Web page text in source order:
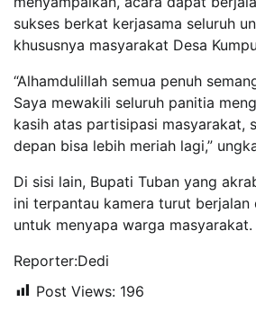
sukses berkat kerjasama seluruh
khususnya masyarakat Desa
“Alhamdulillah semua penuh
Saya mewakili seluruh panitia
kasih atas partisipasi masyarakat,
depan bisa lebih meriah lagi,”
Di sisi lain, Bupati Tuban yang
ini terpantau kamera turut berjalan
untuk menyapa warga masyarakat.
Reporter:Dedi
Post Views: 196